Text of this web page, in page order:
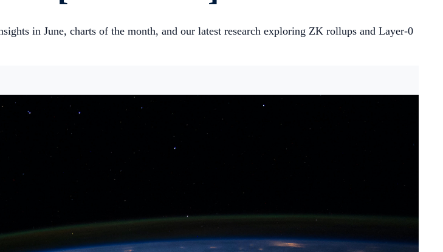
in June, charts of the month, and our latest research exploring ZK rollups and Layer-0